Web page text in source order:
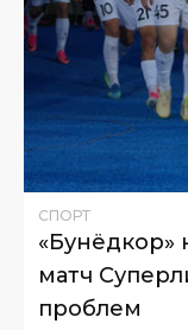
СПОРТ
«Бунёдкор»
матч
проблем